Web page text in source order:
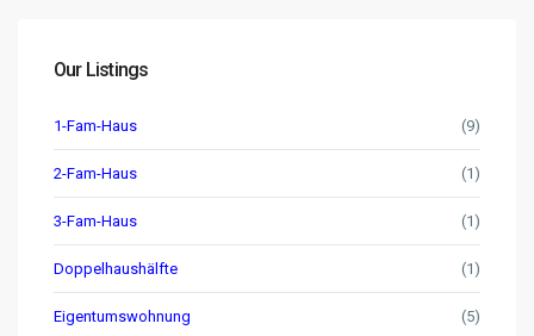
Our Listings
1-Fam-Haus (9)
2-Fam-Haus (1)
3-Fam-Haus (1)
Doppelhaushälfte (1)
Eigentumswohnung (5)